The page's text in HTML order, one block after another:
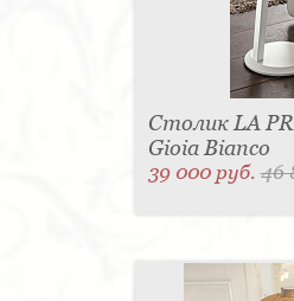
Столик LA
Gioia Bianco
39 000 руб.46